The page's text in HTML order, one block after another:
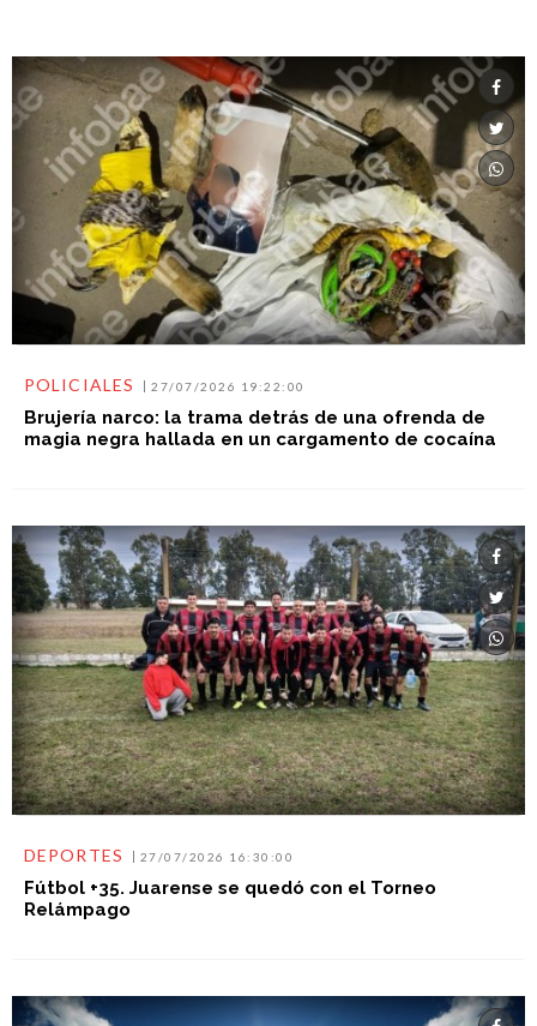
POLICIALES 27/07/2026 19:22:00
Brujería narco: la trama detrás de una ofrenda de
magia negra hallada en un cargamento de cocaína
DEPORTES 27/07/2026 16:30:00
Fútbol +35. Juarense se quedó con el Torneo
Relámpago